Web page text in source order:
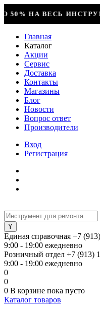
Главная
Каталог
Акции
Сервис
Доставка
Контакты
Магазины
Блог
Новости
Вопрос ответ
Производители
Вход
Регистрация
Единая справочная +7
9:00 - 19:00 ежедневно
Розничный отдел +7 (913)
9:00 - 19:00 ежедневно
0
0
0 В корзине пока пусто
Каталог товаров